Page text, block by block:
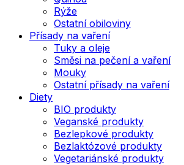
Rýže
Ostatní obiloviny
Přísady na vaření
Tuky a oleje
Směsi na pečení a vaření
Mouky
Ostatní přísady na vaření
Diety
BIO produkty
Veganské produkty
Bezlepkové produkty
Bezlaktózové produkty
Vegetariánské produkty